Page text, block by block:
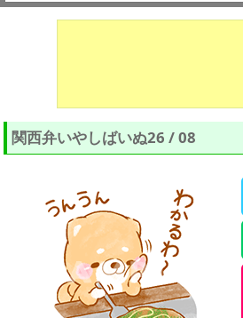
関西弁いやしばいぬ26 / 08